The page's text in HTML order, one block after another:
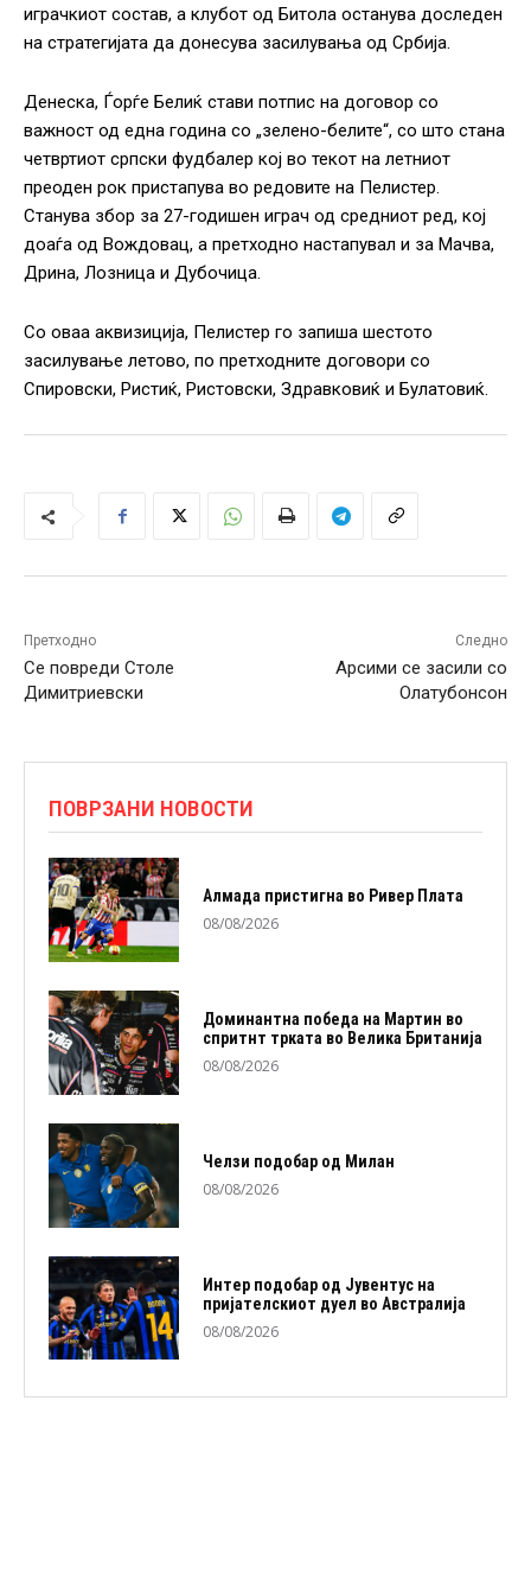
играчкиот состав, а клубот од Битола останува доследен
на стратегијата да донесува засилувања од Србија.
Денеска, Ѓорѓе Белиќ стави потпис на договор со
важност од една година со „зелено-белите“, со што стана
четвртиот српски фудбалер кој во текот на летниот
преоден рок пристапува во редовите на Пелистер.
Станува збор за 27-годишен играч од средниот ред, кој
доаѓа од Вождовац, а претходно настапувал и за Мачва,
Дрина, Лозница и Дубочица.
Со оваа аквизиција, Пелистер го запиша шестото
засилување летово, по претходните договори со
Спировски, Ристиќ, Ристовски, Здравковиќ и Булатовиќ.
Претходно
Се повреди Столе
Димитриевски
Следно
Арсими се засили со
Олатубонсон
ПОВРЗАНИ НОВОСТИ
Алмада пристигна во Ривер Плата
08/08/2026
Доминантна победа на Мартин во
спритнт трката во Велика Британија
08/08/2026
Челзи подобaр од Милан
08/08/2026
Интер подобар од Јувентус на
пријателскиот дуел во Австралија
08/08/2026